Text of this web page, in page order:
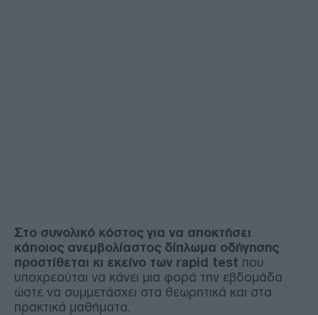
Στο συνολικό κόστος για να αποκτήσει
κάποιος ανεμβολίαστος δίπλωμα οδήγησης
προστίθεται κι εκείνο των rapid test που
υποχρεούται να κάνει μια φορά την εβδομάδα
ώστε να συμμετάσχει στα θεωρητικά και στα
πρακτικά μαθήματα.